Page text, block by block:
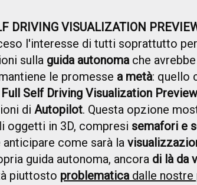
DRIVING VISUALIZATION
l'interesse di tutti soprattutto
sulla guida autonomache
le promesse a metà: quello
Full Self Driving Visualization Preview
di Autopilot. Questa opzione
oggetti in 3D, compresi semafori e
anticipare come sarà la
guida autonoma, ancora di là da
piuttosto problematicadalle nostre